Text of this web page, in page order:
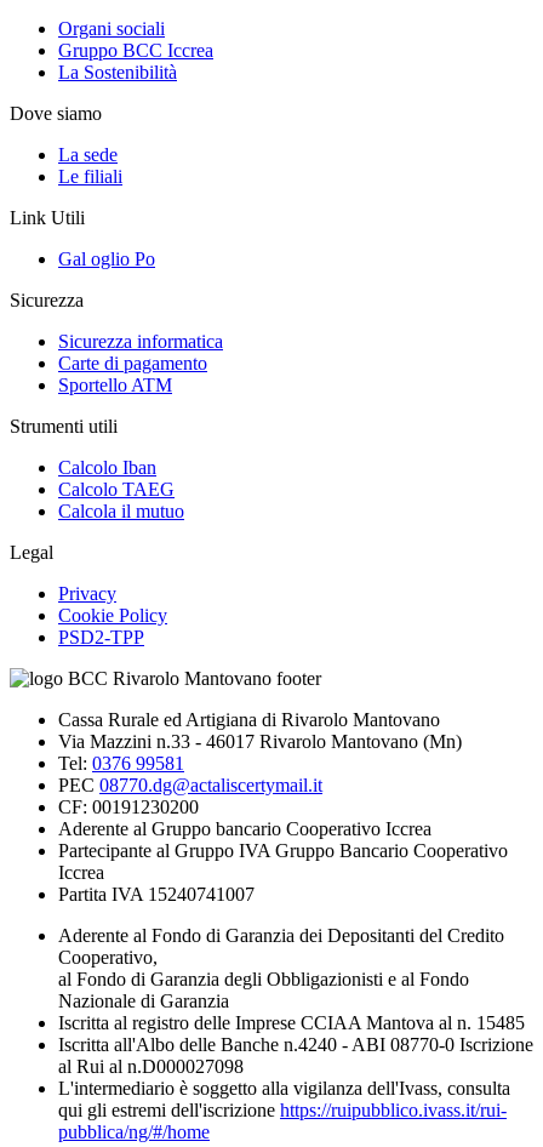
Organi sociali
Gruppo BCC Iccrea
La Sostenibilità
Dove siamo
La sede
Le filiali
Link Utili
Gal oglio Po
Sicurezza
Sicurezza informatica
Carte di pagamento
Sportello ATM
Strumenti utili
Calcolo Iban
Calcolo TAEG
Calcola il mutuo
Legal
Privacy
Cookie Policy
PSD2-TPP
Cassa Rurale ed Artigiana di Rivarolo Mantovano
Via Mazzini n.33 - 46017 Rivarolo Mantovano (Mn)
Tel: 0376 99581
PEC 08770.dg@actaliscertymail.it
CF: 00191230200
Aderente al Gruppo bancario Cooperativo Iccrea
Partecipante al Gruppo IVA Gruppo Bancario Cooperativo
Iccrea
Partita IVA 15240741007
Aderente al Fondo di Garanzia dei Depositanti del Credito
Cooperativo,
al Fondo di Garanzia degli Obbligazionisti e al Fondo
Nazionale di Garanzia
Iscritta al registro delle Imprese CCIAA Mantova al n. 15485
Iscritta all'Albo delle Banche n.4240 - ABI 08770-0 Iscrizione
al Rui al n.D000027098
L'intermediario è soggetto alla vigilanza dell'Ivass, consulta
qui gli estremi dell'iscrizione https://ruipubblico.ivass.it/rui-
pubblica/ng/#/home